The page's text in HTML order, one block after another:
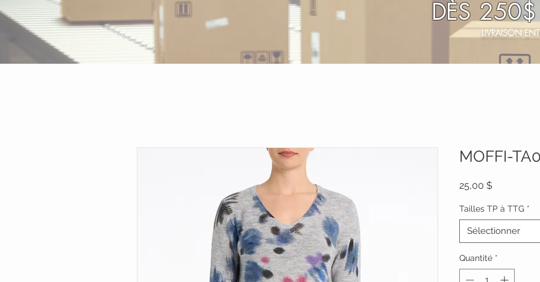
DÈS
LIVRAISON
MOFFI-
25,00 $Prix
Tailles TP à TTG *
Sélectionner
Quantité *